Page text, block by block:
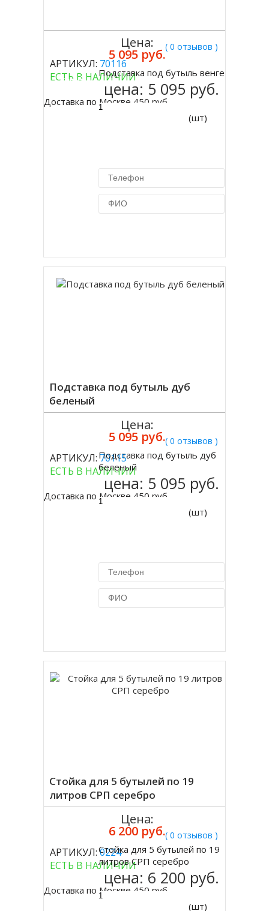
( 0 отзывов )
АРТИКУЛ: 70116
ЕСТЬ В НАЛИЧИИ
Доставка по Москве 450 руб.
Цена:
5 095 руб.
Купить
Подставка под бутыль венге
цена: 5 095 руб.
(шт)
Подставка под бутыль дуб
беленый
( 0 отзывов )
АРТИКУЛ:70115
ЕСТЬ В НАЛИЧИИ
Доставка по Москве 450 руб.
Цена:
5 095 руб.
Купить
Подставка под бутыль дуб
беленый
цена: 5 095 руб.
(шт)
Стойка для 5 бутылей по 19
литров СРП серебро
( 0 отзывов )
АРТИКУЛ:0224
ЕСТЬ В НАЛИЧИИ
Доставка по Москве 450 руб.
Цена:
6 200 руб.
Купить
Стойка для 5 бутылей по 19
литров СРП серебро
цена: 6 200 руб.
(шт)